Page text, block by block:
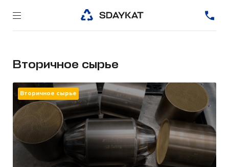
Вторичное сырье
Вторичное сырье